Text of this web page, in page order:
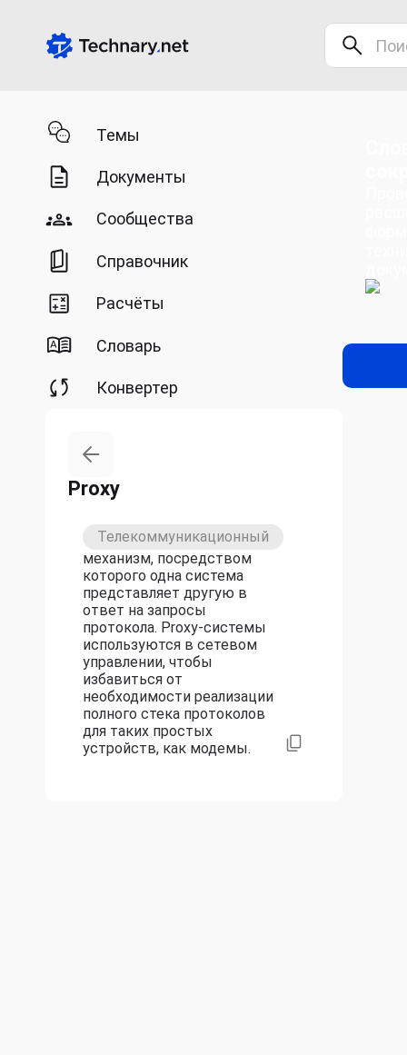
Темы
Документы
Сообщества
Справочник
Расчёты
Словарь
Конвертер
Proxy
Телекоммуникационный
механизм, посредством
которого одна система
представляет другую в
ответ на запросы
протокола. Proxy-системы
используются в сетевом
управлении, чтобы
избавиться от
необходимости реализации
полного стека протоколов
для таких простых
устройств, как модемы.